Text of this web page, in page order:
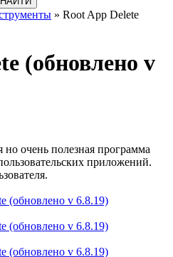
» Root App Delete
(обновлено v
очень полезная программа
приложений.